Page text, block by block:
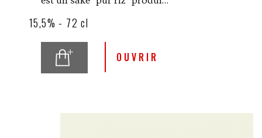
Honten fondée en 1856 par
région de Hiroshima.
15,5% - 72 cl
OUVRIR